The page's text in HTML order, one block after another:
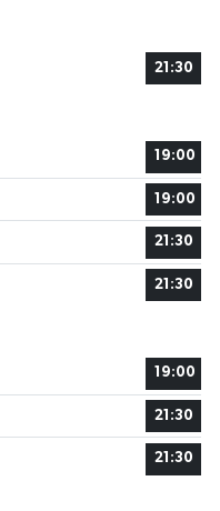
21:30
19:00
19:00
21:30
21:30
19:00
21:30
21:30